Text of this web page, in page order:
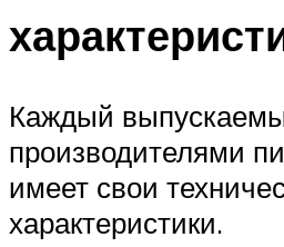
Каждый
производителями
имеет свои
характеристики.